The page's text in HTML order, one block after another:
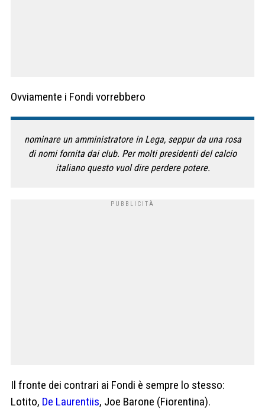
Ovviamente i Fondi vorrebbero
nominare un amministratore in Lega, seppur da una rosa
di nomi fornita dai club. Per molti presidenti del calcio
italiano questo vuol dire perdere potere.
Il fronte dei contrari ai Fondi è sempre lo stesso:
Lotito, De Laurentiis, Joe Barone (Fiorentina).